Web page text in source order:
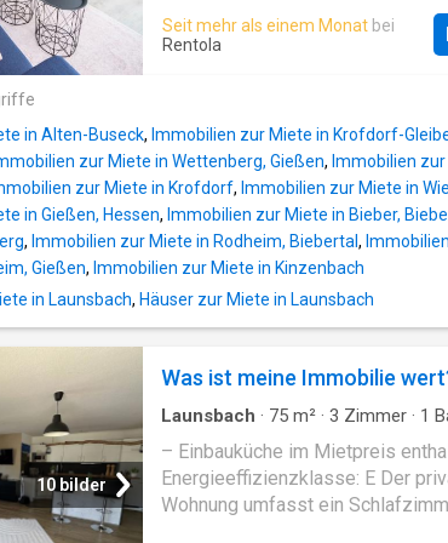
Schul-/Hochschulform
Volkshochschule in Gießen
botanischen Garten, Kinos,
Mathematikum und das S
environment and more space
horoom. The Location: Located
University (JLU). - Connectivity:
Gießener Ring (Highway A485/
Daily Life: Supermarkets,
services are within immediate
Apartment: The unit is turnkey-
suitcase. - Parking: A private car
included in the rent – essential in
High-speed Wi-Fi and a
47m², the apartment offers a
and significantly more room to
Seit mehr als einem Monat bei
Rentola
in Alten-Buseck, Immobilien zur Miete in Krofdorf-
zur Miete in Wettenberg, Gießen, Immobilien
zur Miete in Krofdorf, Immobilien zur Miete in
in Gießen, Hessen, Immobilien zur Miete in Bieber,
, Immobilien zur Miete in Rodheim, Biebertal ,
Gießen, Immobilien zur Miete in Kinzenbach
in Launsbach, Häuser zur Miete in Launsbach
10 bilder
Was ist meine Immobilie
Launsbach · 75 m² · 3 Zimmer · 1
Küche·Trockenbereich
– Einbauküche im Mietpreis
Energieeffizienzklasse: E Der
Wohnung umfasst ein